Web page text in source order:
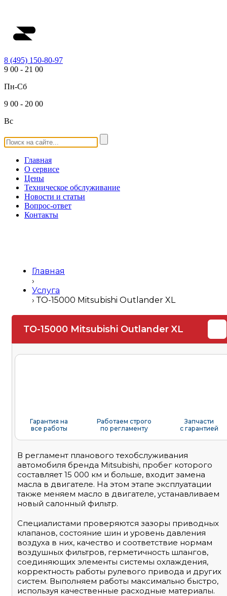
8 (495) 150-80-97
9 00 - 21 00
Пн-Сб
9 00 - 20 00
Вс
Главная
О сервисе
Цены
Техническое обслуживание
Новости и статьи
Вопрос-ответ
Контакты
Главная
›
Услуга
›ТО-15000 Mitsubishi Outlander XL
ТО-15000 Mitsubishi Outlander XL
Гарантия на
все работы
Работаем строго
по регламенту
Запчасти
с гарантией
В регламент планового техобслуживания
автомобиля бренда Mitsubishi, пробег которого
составляет 15 000 км и больше, входит замена
масла в двигателе. На этом этапе эксплуатации
также меняем масло в двигателе, устанавливаем
новый салонный фильтр.
Специалистами проверяются зазоры приводных
клапанов, состояние шин и уровень давления
воздуха в них, качество и соответствие нормам
воздушных фильтров, герметичность шлангов,
соединяющих элементы системы охлаждения,
корректность работы рулевого привода и других
систем. Выполняем работы максимально быстро,
используя качественные расходные материалы.